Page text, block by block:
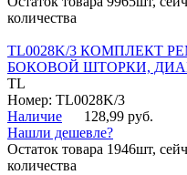
количества
TL0028K/3 КОМПЛЕКТ
БОКОВОЙ ШТОРКИ,
TL
Номер: TL0028K/3
Наличие
128,99 руб.
Нашли дешевле?
Остаток товара 1946шт,
количества